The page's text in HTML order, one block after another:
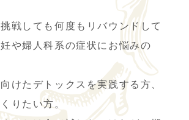
戦しても何度もリバウンドして
や婦人科系の症状にお悩みの
けたデトックスを実践する方、
りたい方。